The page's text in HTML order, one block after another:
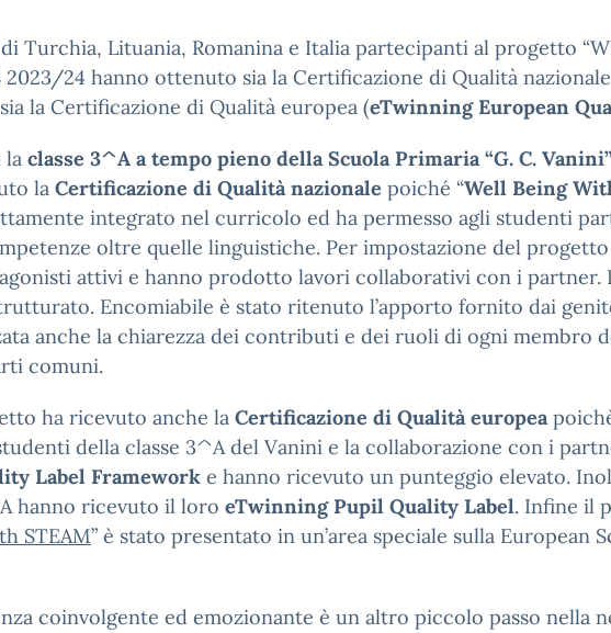
Turchia, Lituania, Romanina e Italia partecipanti al progetto
2023/24 hanno ottenuto sia la Certificazione di Qualità
la Certificazione di Qualità europea (eTwinning European
la classe 3^A a tempo pieno della Scuola Primaria “G. C.
la Certificazione di Qualità nazionale poiché “Well Being
integrato nel curricolo ed ha permesso agli studenti
oltre quelle linguistiche. Per impostazione del
attivi e hanno prodotto lavori collaborativi con i partner.
Encomiabile è stato ritenuto l’apporto fornito dai
anche la chiarezza dei contributi e dei ruoli di ogni membro
comuni.
ha ricevuto anche la Certificazione di Qualità europea
della classe 3^A del Vanini e la collaborazione con i
Label Framework e hanno ricevuto un punteggio elevato.
hanno ricevuto il loro eTwinning Pupil Quality Label. Infine il
STEAM” è stato presentato in un’area speciale sulla European
coinvolgente ed emozionante è un altro piccolo passo nella